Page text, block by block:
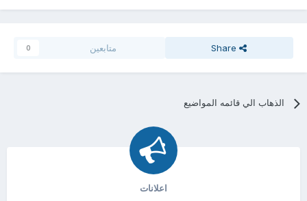
Share متابعين 0
الذهاب الي قائمه المواضيع
اعلانات